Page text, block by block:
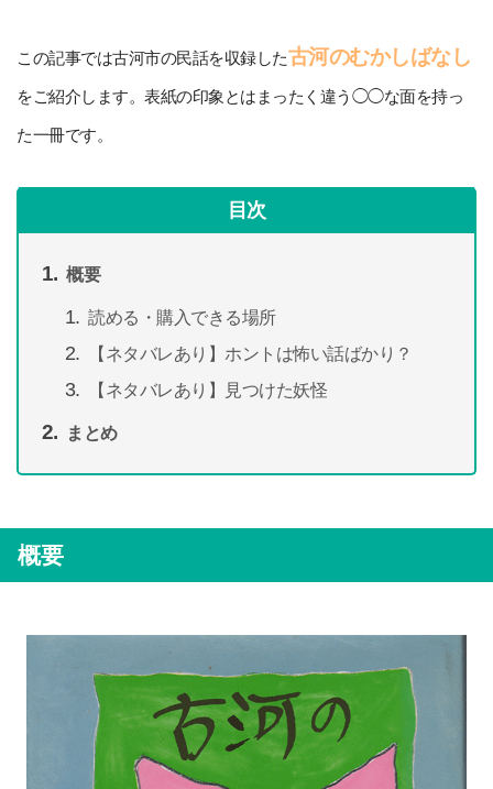
この記事では古河市の民話を収録した古河のむかしばなし
をご紹介します。表紙の印象とはまったく違う◯◯な面を持っ
た一冊です。
目次
概要
読める・購入できる場所
【ネタバレあり】ホントは怖い話ばかり？
【ネタバレあり】見つけた妖怪
まとめ
概要